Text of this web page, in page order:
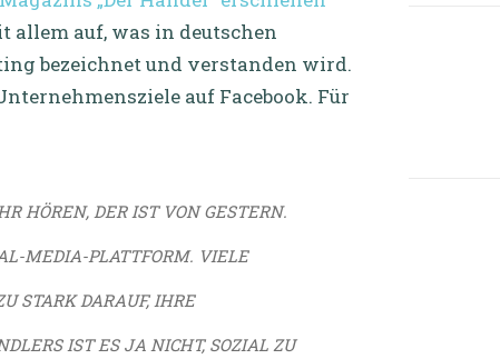
allem auf, was in deutschen
bezeichnet und verstanden wird.
auf Facebook. Für
HÖREN, DER IST VON GESTERN.
MEDIA-PLATTFORM. VIELE
STARK DARAUF, IHRE
IST ES JA NICHT, SOZIAL ZU